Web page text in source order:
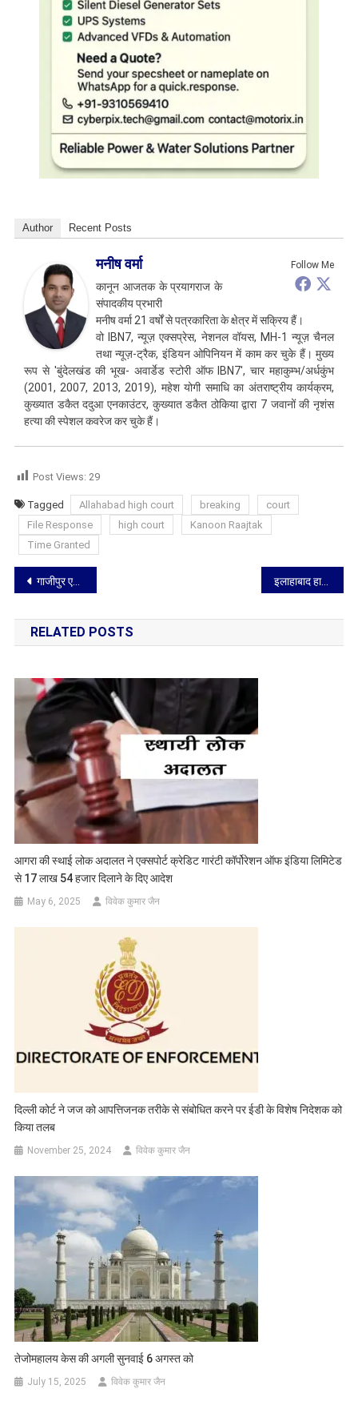
Author Recent Posts
Follow Me
मनीष वर्मा
कानून आजतक के प्रयागराज के
संपादकीय प्रभारी
मनीष वर्मा 21 वर्षों से पत्रकारिता के क्षेत्र में सक्रिय हैं।
वो IBN7, न्यूज़ एक्सप्रेस, नेशनल वॉयस, MH-1 न्यूज़ चैनल
तथा न्यूज़-ट्रैक, इंडियन ओपिनियन में काम कर चुके हैं। मुख्य
रूप से 'बुंदेलखंड की भूख- अवार्डेड स्टोरी ऑफ IBN7', चार महाकुम्भ/अर्धकुंभ
(2001, 2007, 2013, 2019), महेश योगी समाधि का अंतराष्ट्रीय कार्यक्रम,
कुख्यात डकैत ददुआ एनकाउंटर, कुख्यात डकैत ठोकिया द्वारा 7 जवानों की नृशंस
हत्या की स्पेशल कवरेज कर चुके हैं।
Post Views: 29
Tagged Allahabad high court breaking
court
File Response
high court
Kanoon Raajtak
Time Granted
Post
navigation
गाजीपुर एनकाउंटर में मारे गए आरोपी के भाई ने ध्वस्तीकरण नोटिस को इलाहाबाद हाईकोर्ट में दी चुनौती, एसडीएम के आदेश को रद्द करने की मांग इलाहाबाद हाईकोर्ट ने अधिवक्ता जागृति शुक्ला मौत मामले में दिए न्यायिक जांच के आदेश, डॉक्टरों और वकीलों को हड़ताल खत्म करने के निर्देश
RELATED POSTS
आगरा की स्थाई लोक अदालत ने एक्सपोर्ट क्रेडिट गारंटी कॉर्पोरेशन ऑफ इंडिया लिमिटेड
से 17 लाख 54 हजार दिलाने के दिए आदेश
May 6, 2025 विवेक कुमार जैन
दिल्ली कोर्ट ने जज को आपत्तिजनक तरीके से संबोधित करने पर ईडी के विशेष निदेशक को
किया तलब
November 25, 2024 विवेक कुमार जैन
तेजोमहालय केस की अगली सुनवाई 6 अगस्त को
July 15, 2025 विवेक कुमार जैन